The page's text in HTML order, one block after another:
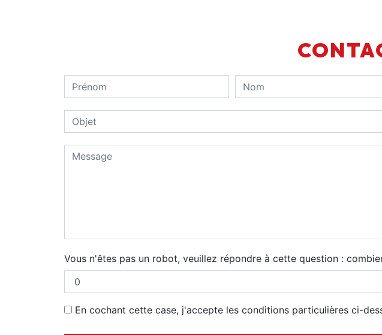
Vous n'êtes pas un robot, veuillez répondre à cette question :
En cochant cette case, j'accepte les conditions particulières ci-